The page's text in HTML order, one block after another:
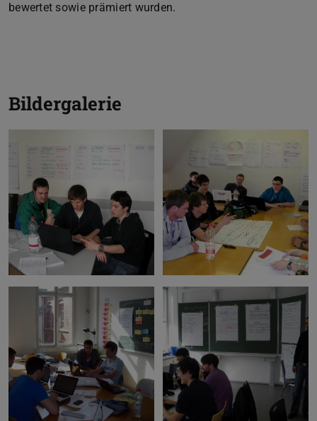
bewertet sowie prämiert wurden.
Bildergalerie